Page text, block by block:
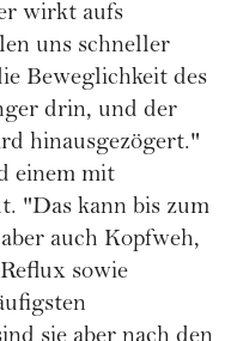
wirkt aufs
uns schneller
Beweglichkeit des
drin, und der
hinausgezögert."
einem mit
"Das kann bis zum
auch Kopfweh,
sowie